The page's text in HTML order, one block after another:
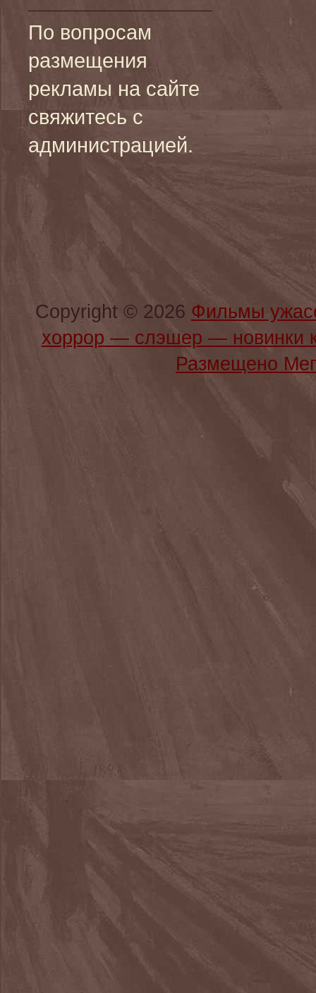
По вопросам
размещения
рекламы на сайте
свяжитесь с
администрацией.
Copyright © 2026 Фильмы
хоррор — слэшер —
Размещено